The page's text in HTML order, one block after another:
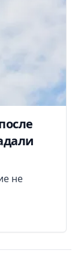
не